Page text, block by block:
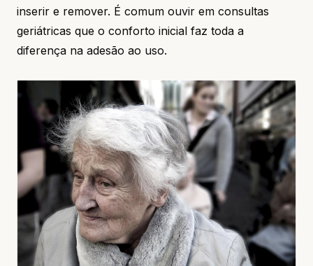
inserir e remover. É comum ouvir em consultas
geriátricas que o conforto inicial faz toda a
diferença na adesão ao uso.